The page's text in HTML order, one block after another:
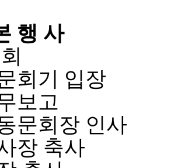
행 사
기 입장
고
회장 인사
축사